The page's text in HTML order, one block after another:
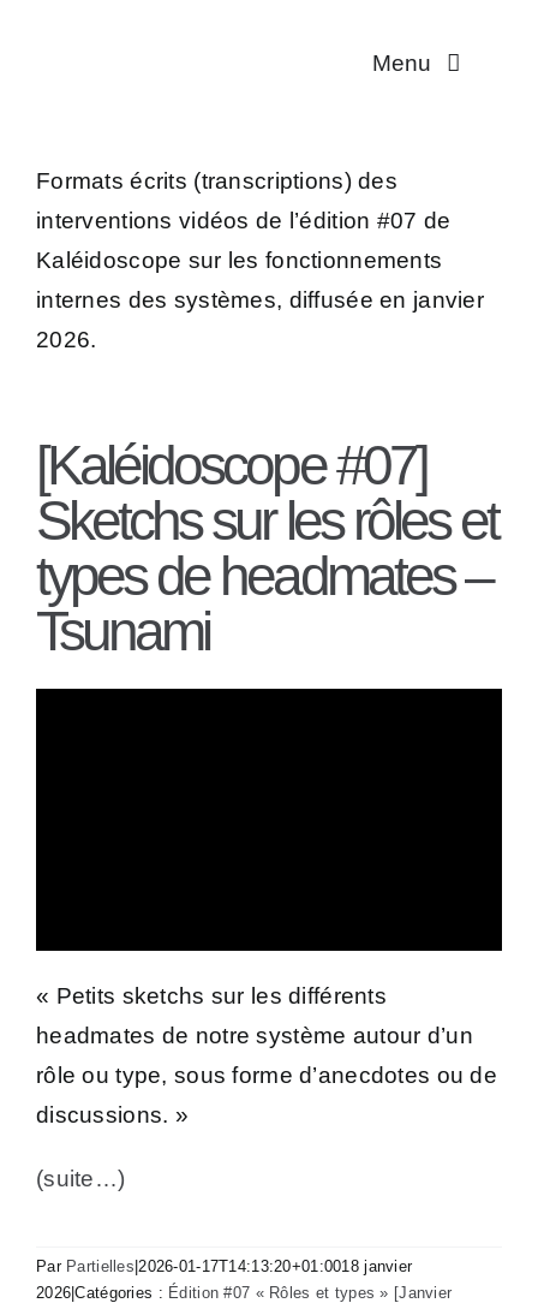
Menu
Aidant·es
Contact
Formats écrits (transcriptions) des
interventions vidéos de l’édition #07 de
Kaléidoscope sur les fonctionnements
internes des systèmes, diffusée en janvier
2026.
[Kaléidoscope #07]
Sketchs sur les rôles et
types de headmates –
Tsunami
« Petits sketchs sur les différents
headmates de notre système autour d’un
rôle ou type, sous forme d’anecdotes ou de
discussions. »
(suite…)
Par Partielles |2026-01-17T14:13:20+01:0018 janvier
2026 |Catégories : Édition #07 « Rôles et types » [Janvier